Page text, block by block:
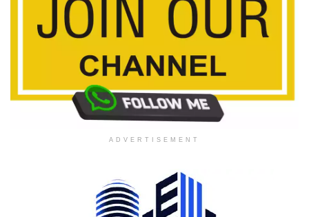
ADVERTISEMENT